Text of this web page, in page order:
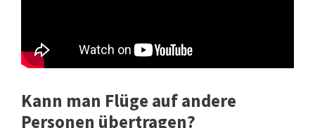
Kann man Flüge auf andere
Personen übertragen?